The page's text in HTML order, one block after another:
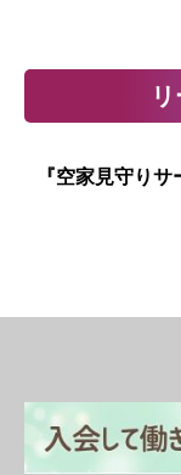
『空家見守り